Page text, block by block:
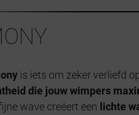
is iets om zeker verliefd
die jouw wimpers
wave creëert een lichte